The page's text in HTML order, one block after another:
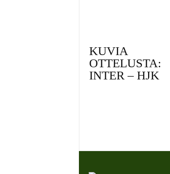
KUVIA
OTTELUSTA:
INTER – HJK